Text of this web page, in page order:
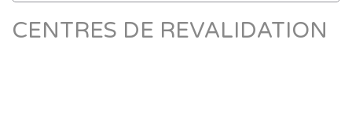
CENTRES DE REVALIDATION